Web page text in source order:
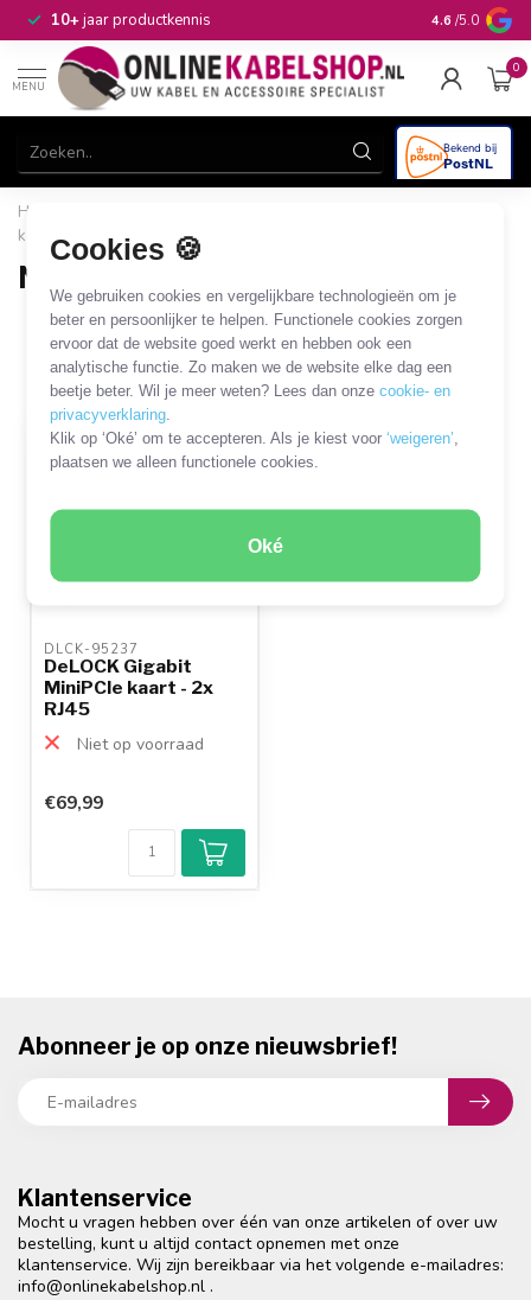
Cookies 🍪
We gebruiken cookies en vergelijkbare technologieën om je
beter en persoonlijker te helpen. Functionele cookies zorgen
ervoor dat de website goed werkt en hebben ook een
analytische functie. Zo maken we de website elke dag een
beetje beter. Wil je meer weten? Lees dan onzecookie- en
privacyverklaring
Klik op ‘Oké’ om te accepteren. Als je kiest voor‘weigeren’
plaatsen we alleen functionele cookies.
Oké
10+jaar productkennis 4.6 /5.0
MENU
0
Home
kaarten
Netwerk MiniPCIe kaarten
Netwerk MiniPCIe kaarten
1 PRODUCT
Filters SORTEER OP
DLCK-95237
DeLOCK Gigabit
MiniPCIe kaart - 2x
RJ45
Niet op voorraad
€69,99
Klantenservice
Mocht u vragen hebben over één van onze artikelen of over uw
bestelling, kunt u altijd contact opnemen met onze
klantenservice. Wij zijn bereikbaar via het volgende e-mailadres:
info@onlinekabelshop.nl .
Abonneer je op onze nieuwsbrief!